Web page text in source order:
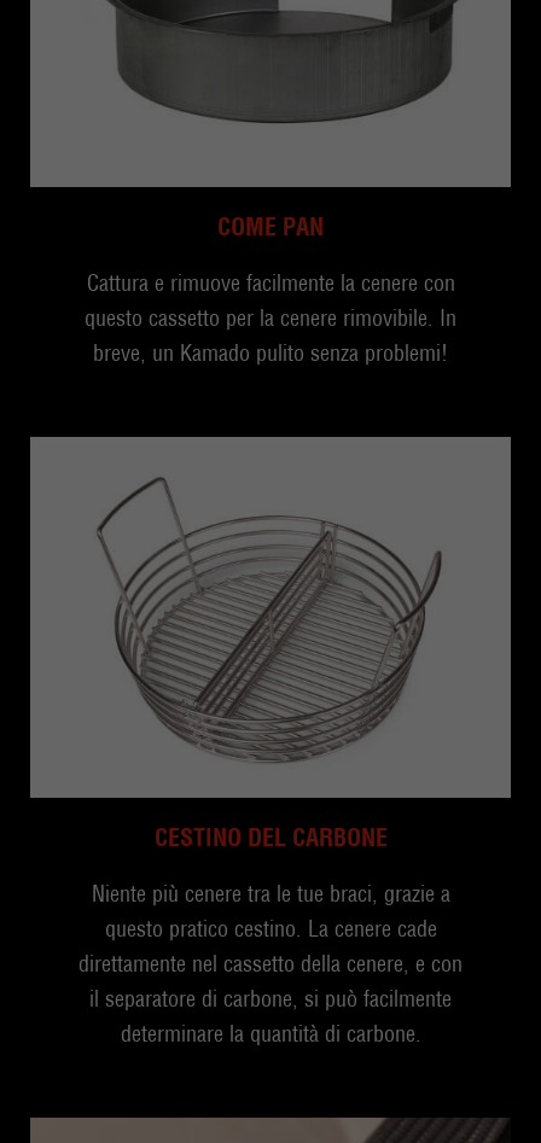
COME PAN
Cattura e rimuove facilmente la cenere con
questo cassetto per la cenere rimovibile. In
breve, un Kamado pulito senza problemi!
CESTINO DEL CARBONE
Niente più cenere tra le tue braci, grazie a
questo pratico cestino. La cenere cade
direttamente nel cassetto della cenere, e con
il separatore di carbone, si può facilmente
determinare la quantità di carbone.